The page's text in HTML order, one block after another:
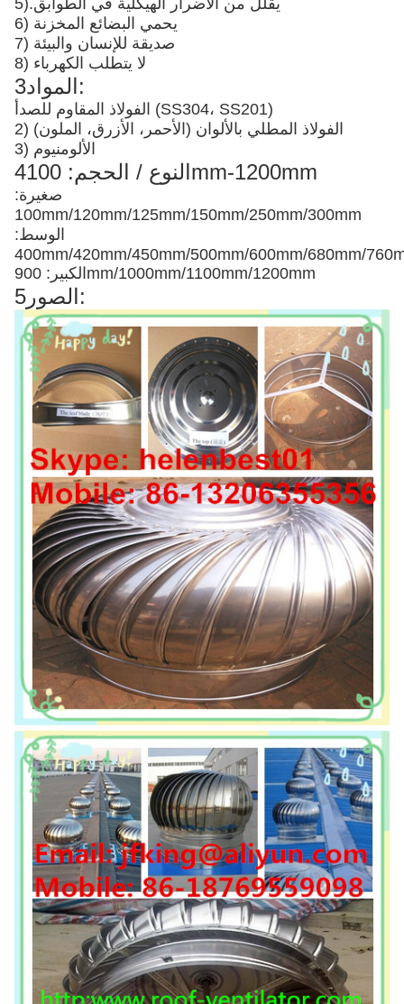
5).يقلل من الأضرار الهيكلية في الطوابق
6) يحمي البضائع المخزنة
7) صديقة للإنسان والبيئة
8) لا يتطلب الكهرباء
3المواد:
الفولاذ المقاوم للصدأ (SS304، SS201)
2) الفولاذ المطلي بالألوان (الأحمر، الأزرق، الملون)
3) الألومنيوم
4النوع / الحجم: 100mm-1200mm
صغيرة:
100mm/120mm/125mm/150mm/250mm/300mm
الوسط:
400mm/420mm/450mm/500mm/600mm/680mm/
الكبير: 900mm/1000mm/1100mm/1200mm
5الصور: